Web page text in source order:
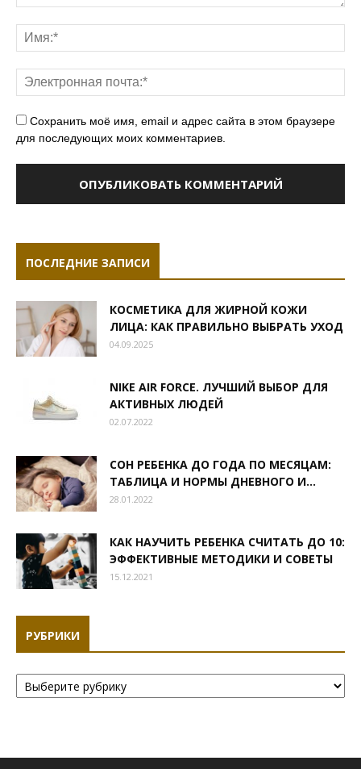
Сохранить моё имя, email и адрес сайта в этом браузере
для последующих моих комментариев.
ПОСЛЕДНИЕ ЗАПИСИ
КОСМЕТИКА ДЛЯ ЖИРНОЙ КОЖИ
ЛИЦА: КАК ПРАВИЛЬНО ВЫБРАТЬ УХОД
04.09.2025
NIKE AIR FORCE. ЛУЧШИЙ ВЫБОР ДЛЯ
АКТИВНЫХ ЛЮДЕЙ
02.07.2022
СОН РЕБЕНКА ДО ГОДА ПО МЕСЯЦАМ:
ТАБЛИЦА И НОРМЫ ДНЕВНОГО И...
28.01.2022
КАК НАУЧИТЬ РЕБЕНКА СЧИТАТЬ ДО 10:
ЭФФЕКТИВНЫЕ МЕТОДИКИ И СОВЕТЫ
15.12.2021
РУБРИКИ
Рубрики